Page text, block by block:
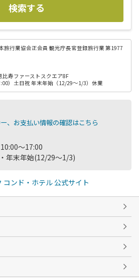
検索する
旅行業協会正会員 観光庁長官登録旅行業 第1977
寿ファーストスクエア8F
）土日祝 年末年始（12/29～1/3）休業
、お支払い情報の確認はこちら
～17:00
年末年始(12/29～1/3)
コンド・ホテル 公式サイト